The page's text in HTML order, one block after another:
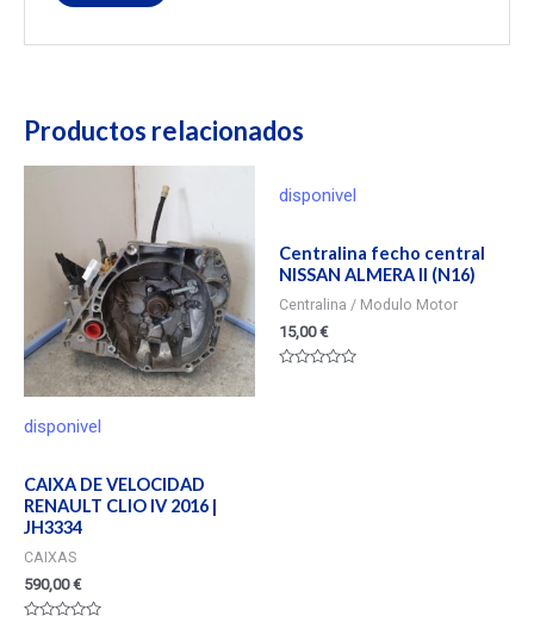
Productos relacionados
disponivel
CAIXA DE VELOCIDAD
RENAULT CLIO IV 2016 |
JH3334
CAIXAS
590,00€
disponivel
Centralina fecho central
NISSAN ALMERA II (N16)
Centralina / Modulo Motor
15,00€